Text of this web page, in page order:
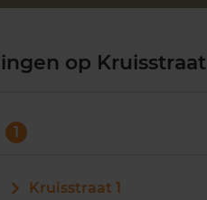
op Kruisstraat
1
Kruisstraat 1